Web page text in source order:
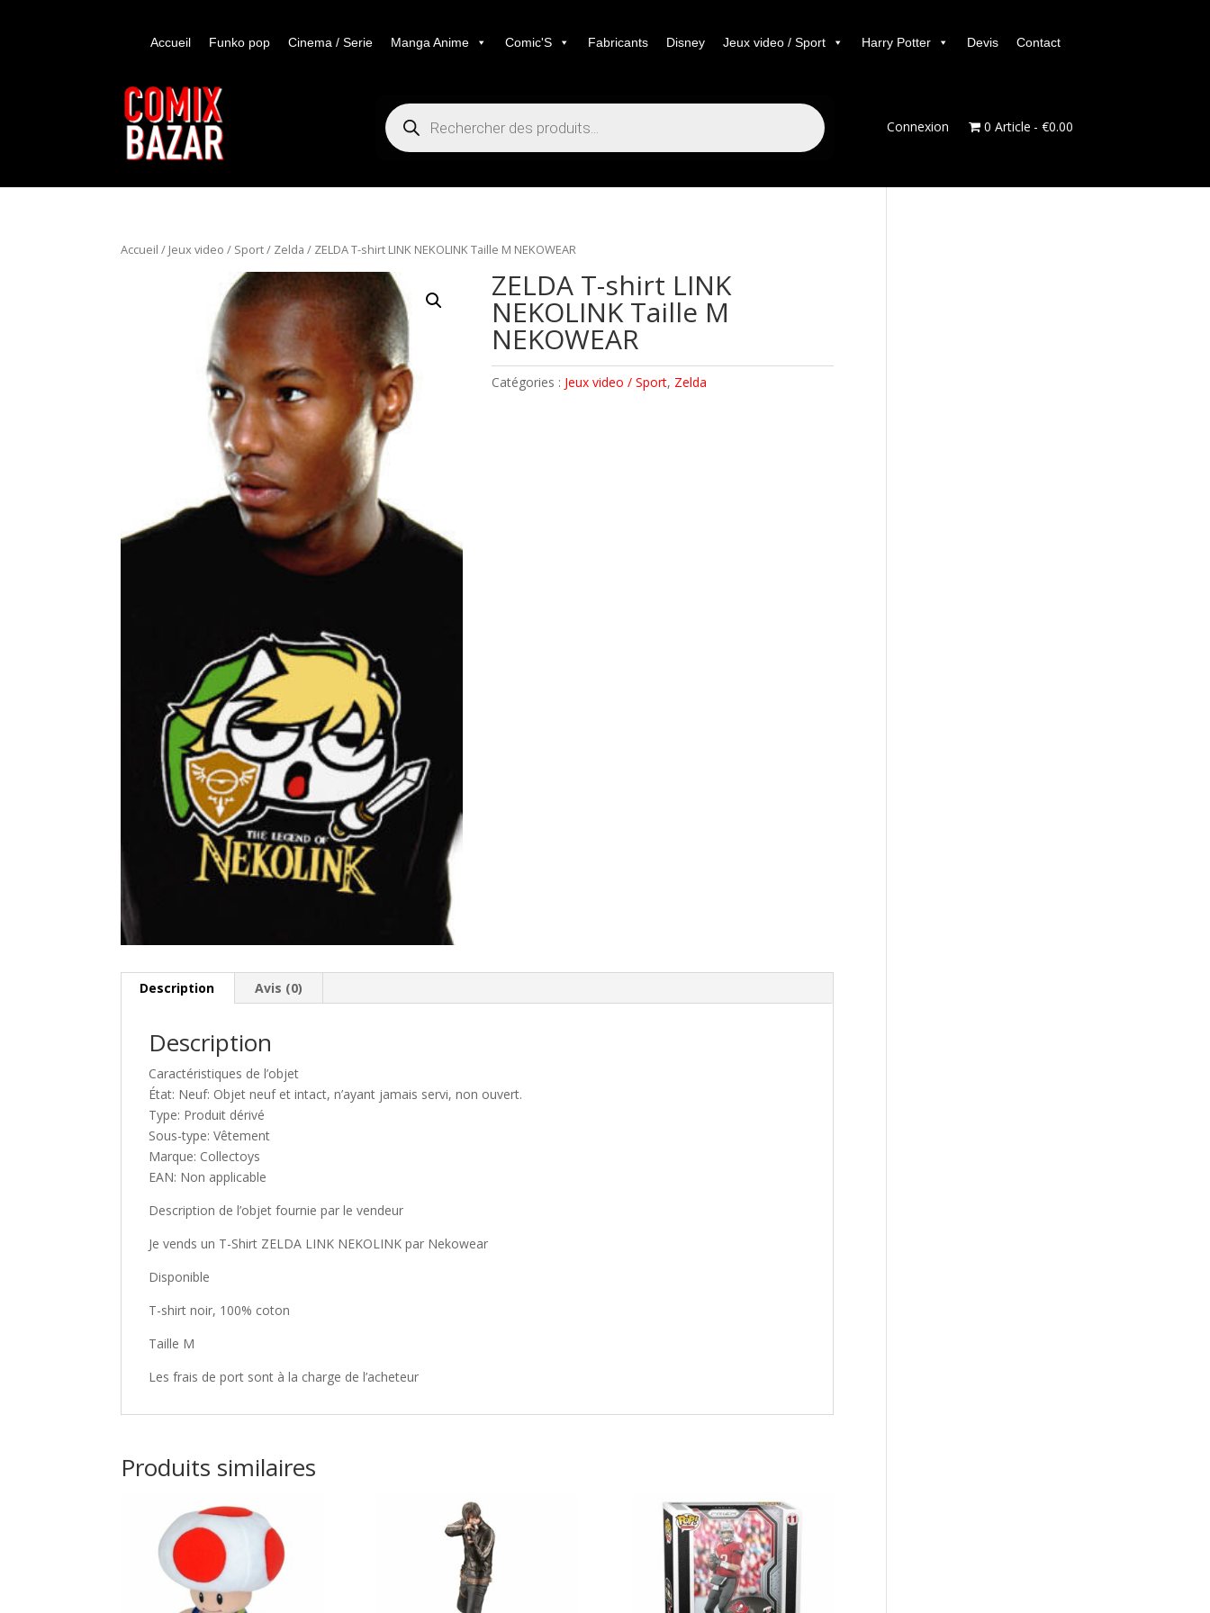
Accueil Funko pop Cinema / Serie Manga Anime Comic'S Fabricants Disney Jeux video / Sport Harry Potter Devis Contact
Recherche
de
produits Connexion 0 Article €0.00
Accueil / Jeux video / Sport/ Zelda / ZELDA T-shirt LINK NEKOLINK Taille M NEKOWEAR
ZELDA T-shirt LINK
NEKOLINK Taille M
NEKOWEAR
Catégories : Jeux video / Sport, Zelda
Description Avis (0)
Description
Caractéristiques de l’objet
État: Neuf: Objet neuf et intact, n’ayant jamais servi, non ouvert.
Type: Produit dérivé
Sous-type: Vêtement
Marque: Collectoys
EAN: Non applicable
Description de l’objet fournie par le vendeur
Je vends un T-Shirt ZELDA LINK NEKOLINK par Nekowear
Disponible
T-shirt noir, 100% coton
Taille M
Les frais de port sont à la charge de l’acheteur
Produits similaires